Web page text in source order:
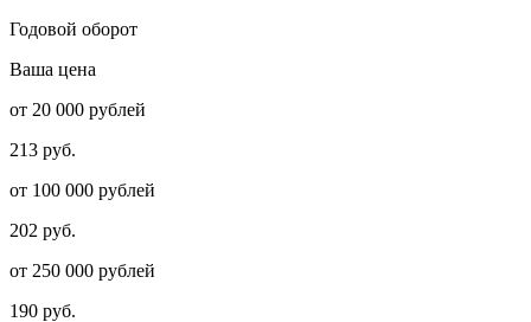
Годовой оборот
Ваша цена
от 20 000 рублей
213 руб.
от 100 000 рублей
202 руб.
от 250 000 рублей
190 руб.